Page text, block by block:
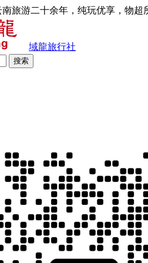
旅游二十余年，纯玩优享，物超
域龍旅行社
搜索